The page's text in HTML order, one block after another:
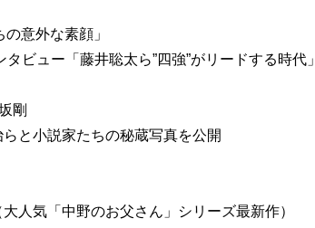
意外な素顔」
ビュー「藤井聡太ら”四強”がリードする時代」
剛
と小説家たちの秘蔵写真を公開
人気「中野のお父さん」シリーズ最新作）